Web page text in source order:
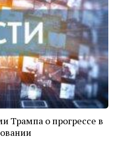
Трампа о прогрессе в